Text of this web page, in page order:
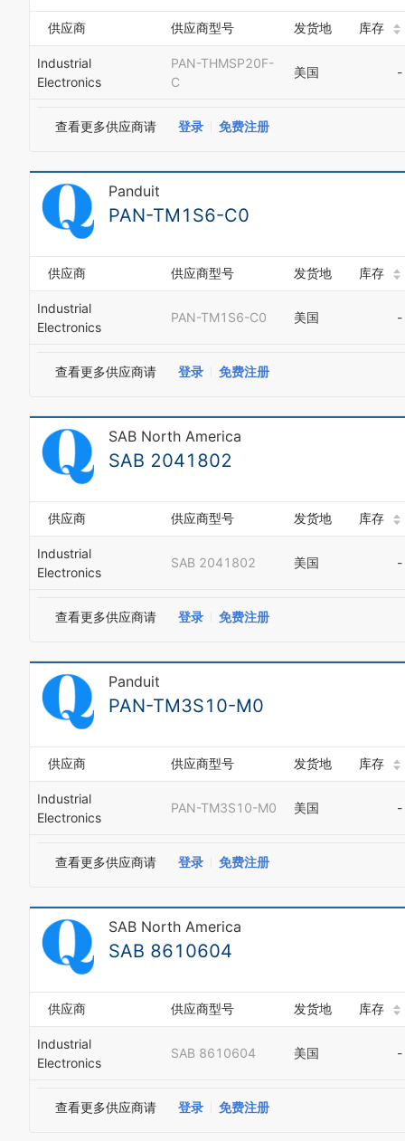
供应商 供应商型号 发货地 库存
Industrial
Electronics
PAN-THMSP20F-
C
美国 -
查看更多供应商请 登录 免费注册
Panduit
PAN-TM1S6-C0
供应商 供应商型号 发货地 库存
Industrial
Electronics
PAN-TM1S6-C0 美国 -
查看更多供应商请 登录 免费注册
SAB North America
SAB 2041802
供应商 供应商型号 发货地 库存
Industrial
Electronics
SAB 2041802 美国 -
查看更多供应商请 登录 免费注册
Panduit
PAN-TM3S10-M0
供应商 供应商型号 发货地 库存
Industrial
Electronics
PAN-TM3S10-M0 美国 -
查看更多供应商请 登录 免费注册
SAB North America
SAB 8610604
供应商 供应商型号 发货地 库存
Industrial
Electronics
SAB 8610604 美国 -
查看更多供应商请 登录 免费注册